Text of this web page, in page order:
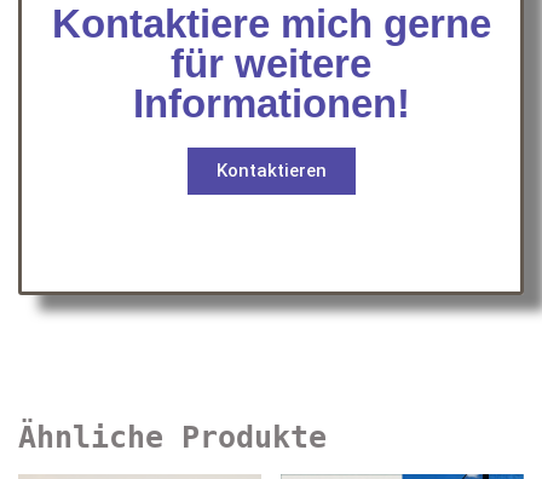
Kontaktiere mich gerne
für weitere
Informationen!
Kontaktieren
Ähnliche Produkte